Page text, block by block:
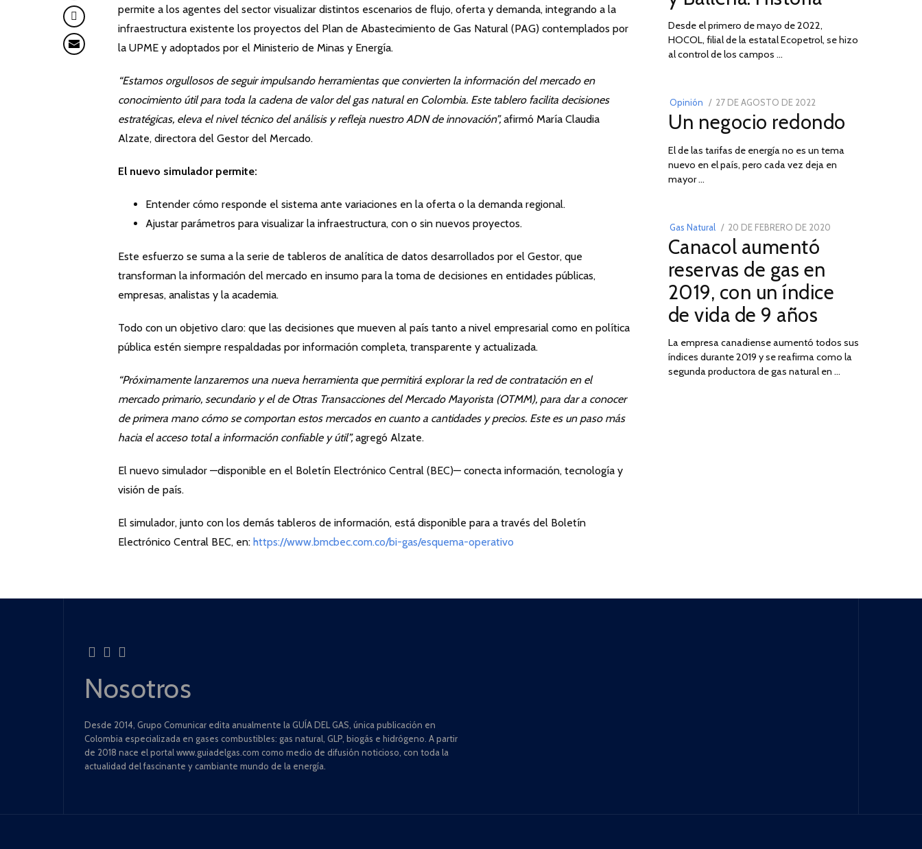
permite a los agentes del sector visualizar distintos escenarios de flujo, oferta y demanda, integrando a la
infraestructura existente los proyectos del Plan de Abastecimiento de Gas Natural (PAG) contemplados por
la UPME y adoptados por el Ministerio de Minas y Energía.
“Estamos orgullosos de seguir impulsando herramientas que convierten la información del mercado en
conocimiento útil para toda la cadena de valor del gas natural en Colombia. Este tablero facilita decisiones
estratégicas, eleva el nivel técnico del análisis y refleja nuestro ADN de innovación”, afirmó María Claudia
Alzate, directora del Gestor del Mercado.
El nuevo simulador permite:
Entender cómo responde el sistema ante variaciones en la oferta o la demanda regional.
Ajustar parámetros para visualizar la infraestructura, con o sin nuevos proyectos.
Este esfuerzo se suma a la serie de tableros de analítica de datos desarrollados por el Gestor, que
transforman la información del mercado en insumo para la toma de decisiones en entidades públicas,
empresas, analistas y la academia.
Todo con un objetivo claro: que las decisiones que mueven al país tanto a nivel empresarial como en política
pública estén siempre respaldadas por información completa, transparente y actualizada.
“Próximamente lanzaremos una nueva herramienta que permitirá explorar la red de contratación en el
mercado primario, secundario y el de Otras Transacciones del Mercado Mayorista (OTMM), para dar a conocer
de primera mano cómo se comportan estos mercados en cuanto a cantidades y precios. Este es un paso más
hacia el acceso total a información confiable y útil”,agregó Alzate.
El nuevo simulador —disponible en el Boletín Electrónico Central (BEC)— conecta información, tecnología y
visión de país.
El simulador, junto con los demás tableros de información, está disponible para a través del Boletín
Electrónico Central BEC, en: https://www.bmcbec.com.co/bi-gas/esquema-operativo
Desde el primero de mayo de 2022,
HOCOL, filial de la estatal Ecopetrol, se hizo
al control de los campos …
Opinión
POSTED
ON
27 DE AGOSTO DE 202230
DE
DE
2022
Un negocio redondo
El de las tarifas de energía no es un tema
nuevo en el país, pero cada vez deja en
mayor …
03
Gas Natural
POSTED
ON
20 DE FEBRERO DE 2020
2025
Canacol aumentó
reservas de gas en
2019, con un índice
de vida de 9 años
La empresa canadiense aumentó todos sus
índices durante 2019 y se reafirma como la
segunda productora de gas natural en …
Nosotros
Desde 2014, Grupo Comunicar edita anualmente la GUÍA DEL GAS, única publicación en
Colombia especializada en gases combustibles: gas natural, GLP, biogás e hidrógeno. A partir
de 2018 nace el portal www.guiadelgas.com como medio de difusión noticioso, con toda la
actualidad del fascinante y cambiante mundo de la energía.